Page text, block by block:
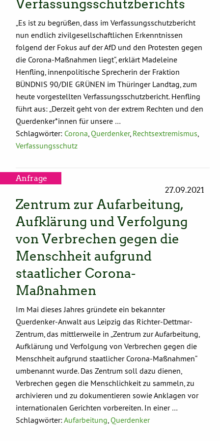
Verfassungsschutzberichts
„Es ist zu begrüßen, dass im Verfassungsschutzbericht
nun endlich zivilgesellschaftlichen Erkenntnissen
folgend der Fokus auf der AfD und den Protesten gegen
die Corona-Maßnahmen liegt“, erklärt Madeleine
Henfling, innenpolitische Sprecherin der Fraktion
BÜNDNIS 90/DIE GRÜNEN im Thüringer Landtag, zum
heute vorgestellten Verfassungsschutzbericht. Henfling
führt aus: „Derzeit geht von der extrem Rechten und den
Querdenker*innen für unsere …
Schlagwörter: Corona, Querdenker, Rechtsextremismus,
Verfassungsschutz
Anfrage
27.09.2021
Zentrum zur Aufarbeitung,
Aufklärung und Verfolgung
von Verbrechen gegen die
Menschheit aufgrund
staatlicher Corona-
Maßnahmen
Im Mai dieses Jahres gründete ein bekannter
Querdenker-Anwalt aus Leipzig das Richter-Dettmar-
Zentrum, das mittlerweile in „Zentrum zur Aufarbeitung,
Aufklärung und Verfolgung von Verbrechen gegen die
Menschheit aufgrund staatlicher Corona-Maßnahmen“
umbenannt wurde. Das Zentrum soll dazu dienen,
Verbrechen gegen die Menschlichkeit zu sammeln, zu
archivieren und zu dokumentieren sowie Anklagen vor
internationalen Gerichten vorbereiten. In einer …
Schlagwörter:Aufarbeitung Querdenker